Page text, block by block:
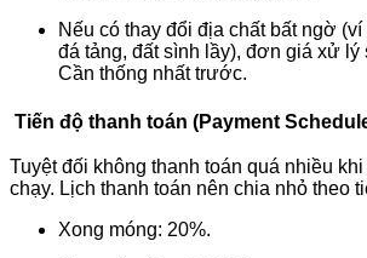
Nếu có thay đổi địa chất bất ngờ
đá tảng, đất sình lầy), đơn giá xử lý
Cần thống nhất trước.
Tiến độ thanh toán (Payment
Tuyệt đối không thanh toán quá nhiều
chạy. Lịch thanh toán nên chia nhỏ theo
Xong móng: 20%.